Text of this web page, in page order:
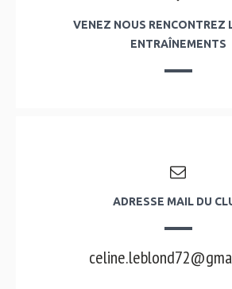
VENEZ NOUS RENCONTREZ
ENTRAÎNEMENTS
ADRESSE MAIL DU